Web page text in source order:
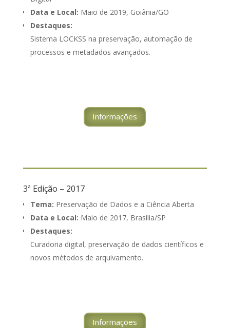
Data e Local: Maio de 2019, Goiânia/GO
Destaques:
Sistema LOCKSS na preservação, automação de
processos e metadados avançados.
Informações
3ª Edição – 2017
Tema: Preservação de Dados e a Ciência Aberta
Data e Local: Maio de 2017, Brasília/SP
Destaques:
Curadoria digital, preservação de dados científicos e
novos métodos de arquivamento.
Informações